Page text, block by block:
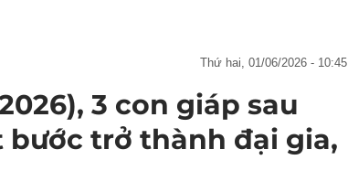
thứ hai, 01/06/2026 - 10:45
3 con giáp sau
trở thành đại gia,